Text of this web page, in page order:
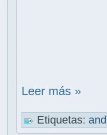
Leer más »
Etiquetas: